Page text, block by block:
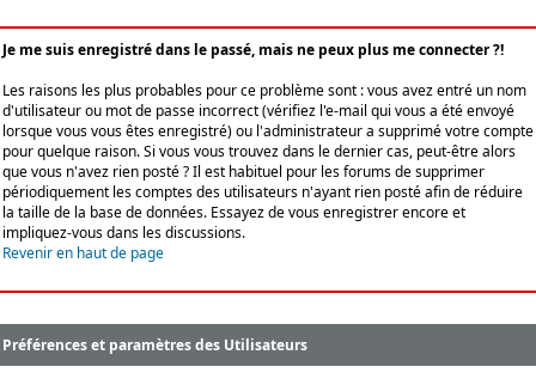
Je me suis enregistré dans le passé, mais ne peux plus me connecter ?!
Les raisons les plus probables pour ce problème sont : vous avez entré un nom
d'utilisateur ou mot de passe incorrect (vérifiez l'e-mail qui vous a été envoyé
lorsque vous vous êtes enregistré) ou l'administrateur a supprimé votre compte
pour quelque raison. Si vous vous trouvez dans le dernier cas, peut-être alors
que vous n'avez rien posté ? Il est habituel pour les forums de supprimer
périodiquement les comptes des utilisateurs n'ayant rien posté afin de réduire
la taille de la base de données. Essayez de vous enregistrer encore et
impliquez-vous dans les discussions.
Revenir en haut de page
Préférences et paramètres des Utilisateurs